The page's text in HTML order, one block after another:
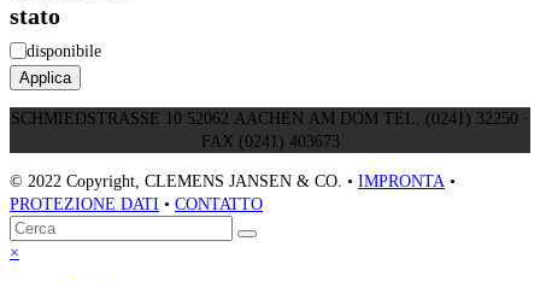
stato
Disponibilità
disponibile
Applica
SCHMIEDSTRASSE 10 52062 AACHEN AM DOM TEL. (0241) 32250 ·
FAX (0241) 403673
© 2022 Copyright, CLEMENS JANSEN & CO. • IMPRONTA •
PROTEZIONE DATI • CONTATTO
Torna
in
Cerca
Invia
×